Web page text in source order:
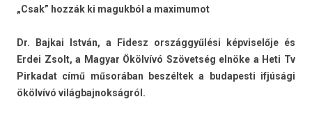
„Csak” hozzák ki maguk­ból a maximumot
Dr. Baj­kai István, a Fidesz országgyűlési kép­viselője és
Erdei Zsolt, a Magyar Ökölvívó Szövetség elnöke a Heti Tv
Pir­kadat című műsorában beszéltek a budapes­ti ifjúsági
ökölvívó világ­bajnok­ságról.